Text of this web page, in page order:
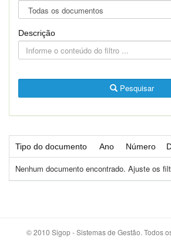
Descrição
Pesquisar
Tipo do documento Ano Número
Nenhum documento encontrado. Ajuste os
© 2010 Sigop - Sistemas de Gestão. Todos